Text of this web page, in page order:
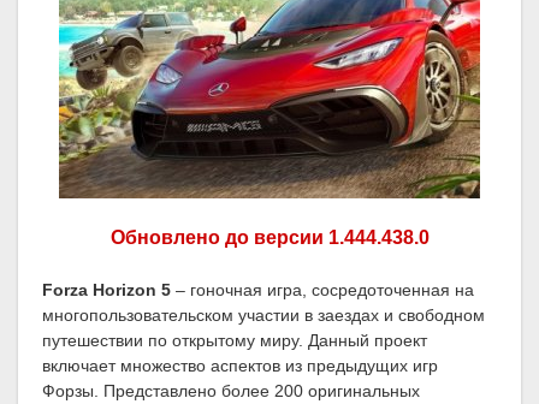
Обновлено до версии 1.444.438.0
Forza Horizon 5 – гоночная игра, сосредоточенная на
многопользовательском участии в заездах и свободном
путешествии по открытому миру. Данный проект
включает множество аспектов из предыдущих игр
Форзы. Представлено более 200 оригинальных